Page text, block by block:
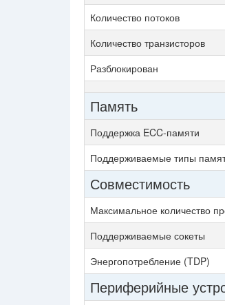
Количество потоков
Количество транзисторов
Разблокирован
Память
Поддержка ECC-памяти
Поддерживаемые типы
Совместимость
Максимальное количество
Поддерживаемые сокеты
Энергопотребление (TDP)
Периферийные